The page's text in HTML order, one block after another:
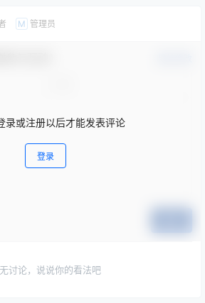
M 管理员
录或注册以后才能发表评论
登录
讨论，说说你的看法吧